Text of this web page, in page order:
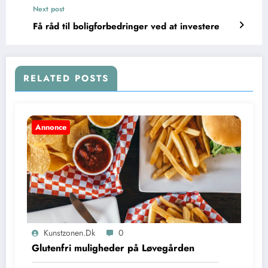
Next post
Få råd til boligforbedringer ved at investere
RELATED POSTS
Annonce
Kunstzonen.dk 0
Glutenfri muligheder på Løvegården